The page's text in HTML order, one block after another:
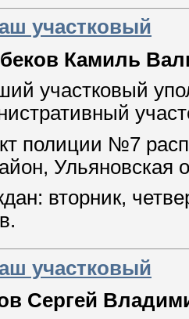
участковый
Камиль
участковый
полиции №7
Ульяновская
вторник,
участковый
Сергей